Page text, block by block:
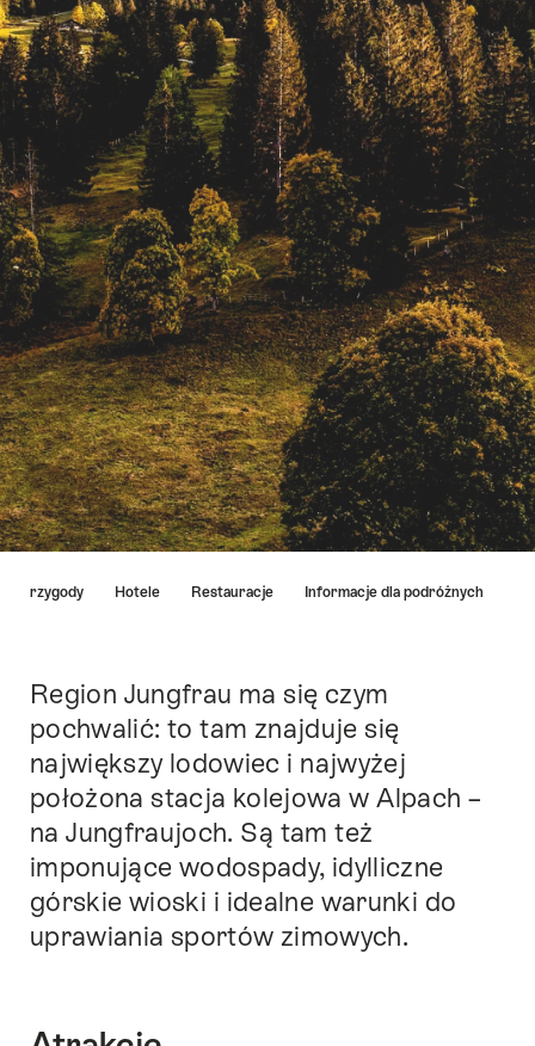
i przygody Hotele Restauracje Informacje dla podróżnych
Intro
Region Jungfrau ma się czym
pochwalić: to tam znajduje się
największy lodowiec i najwyżej
położona stacja kolejowa w Alpach –
na Jungfraujoch. Są tam też
imponujące wodospady, idylliczne
górskie wioski i idealne warunki do
uprawiania sportów zimowych.